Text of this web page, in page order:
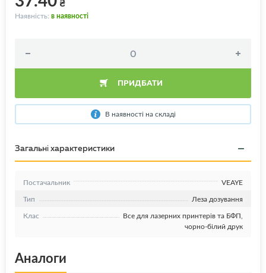
Наявність: в наявності
ПРИДБАТИ
В наявності на складі
Загальні характеристики
Постачальник
VEAYE
Тип
Леза дозування
Клас
Все для лазерних принтерів та БФП,
чорно-білий друк
Аналоги